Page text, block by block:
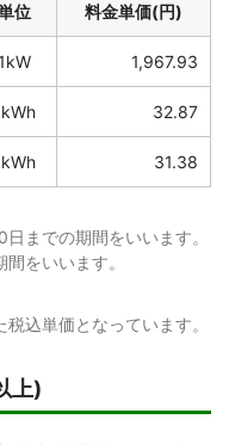
位 料金単価(円)
1,967.93
32.87
31.38
までの期間をいいます。
をいいます。
込単価となっています。
上)